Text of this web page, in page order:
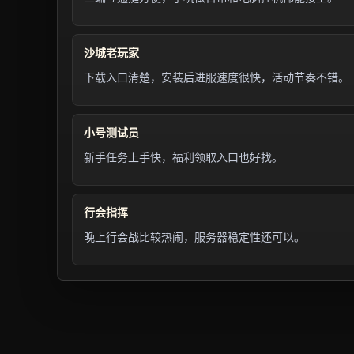
沙城老玩家
下载入口清楚，安装后进服速度很快，活动节奏不错。
小号测试员
新手任务上手快，福利领取入口也好找。
行会指挥
晚上行会战比较热闹，服务器稳定性还可以。